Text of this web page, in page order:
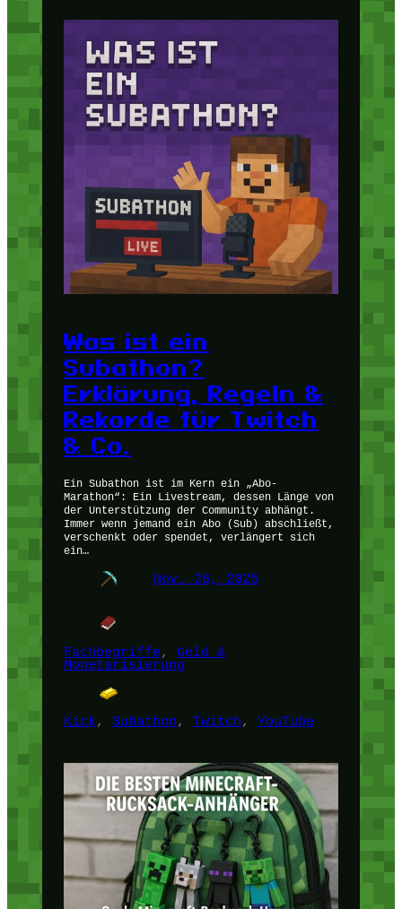
Was ist ein
Subathon?
Erklärung, Regeln &
Rekorde für Twitch
& Co.
Ein Subathon ist im Kern ein „Abo-
Marathon“: Ein Livestream, dessen Länge von
der Unterstützung der Community abhängt.
Immer wenn jemand ein Abo (Sub) abschließt,
verschenkt oder spendet, verlängert sich
ein…
Nov. 28, 2025
Fachbegriffe, Geld &
Monetarisierung
Kick, Subathon, Twitch, YouTube